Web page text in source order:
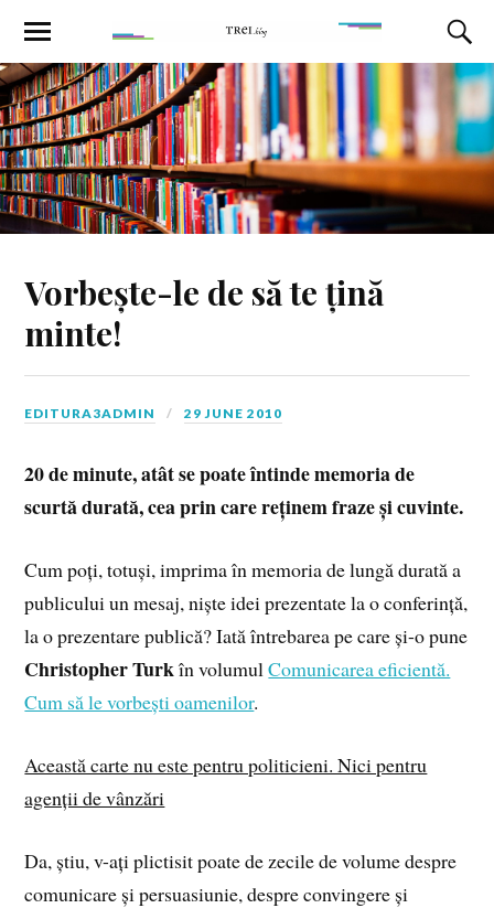
Vorbește-le de să te țină
minte!
EDITURA3ADMIN 29 JUNE 2010
20 de minute, atât se poate întinde memoria de
scurtă durată, cea prin care reținem fraze și cuvinte.
Cum poți, totuși, imprima în memoria de lungă durată a
publicului un mesaj, niște idei prezentate la o conferință,
la o prezentare publică? Iată întrebarea pe care și-o pune
Christopher Turkîn volumulComunicarea eficientă.
Cum să le vorbești oamenilor.
Această carte nu este pentru politicieni. Nici pentru
agenții de vânzări
Da, știu, v-ați plictisit poate de zecile de volume despre
comunicare și persuasiunie, despre convingere și